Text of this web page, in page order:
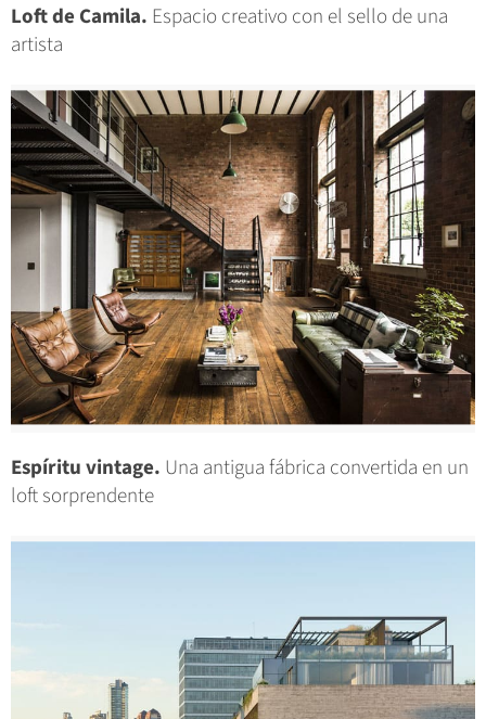
Loft de Camila. Espacio creativo con el sello de una
artista
Espíritu vintage. Una antigua fábrica convertida en un
loft sorprendente